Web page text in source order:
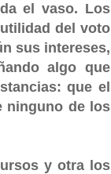
el vaso. Los
del voto
sus intereses,
algo que
que el
ninguno de los
y otra los